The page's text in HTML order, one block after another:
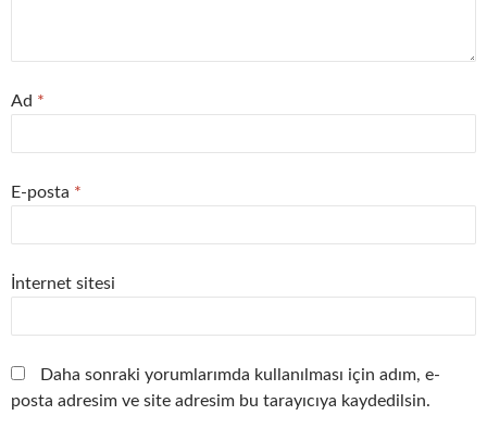
Ad *
E-posta *
İnternet sitesi
Daha sonraki yorumlarımda kullanılması için adım, e-
posta adresim ve site adresim bu tarayıcıya kaydedilsin.